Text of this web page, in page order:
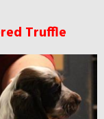
Truffle